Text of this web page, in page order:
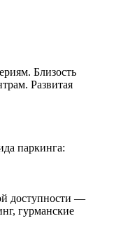
Близость
Развитая
паркинга:
доступности —
гурманские